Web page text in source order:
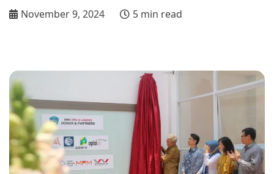
November 9, 2024 5 min read